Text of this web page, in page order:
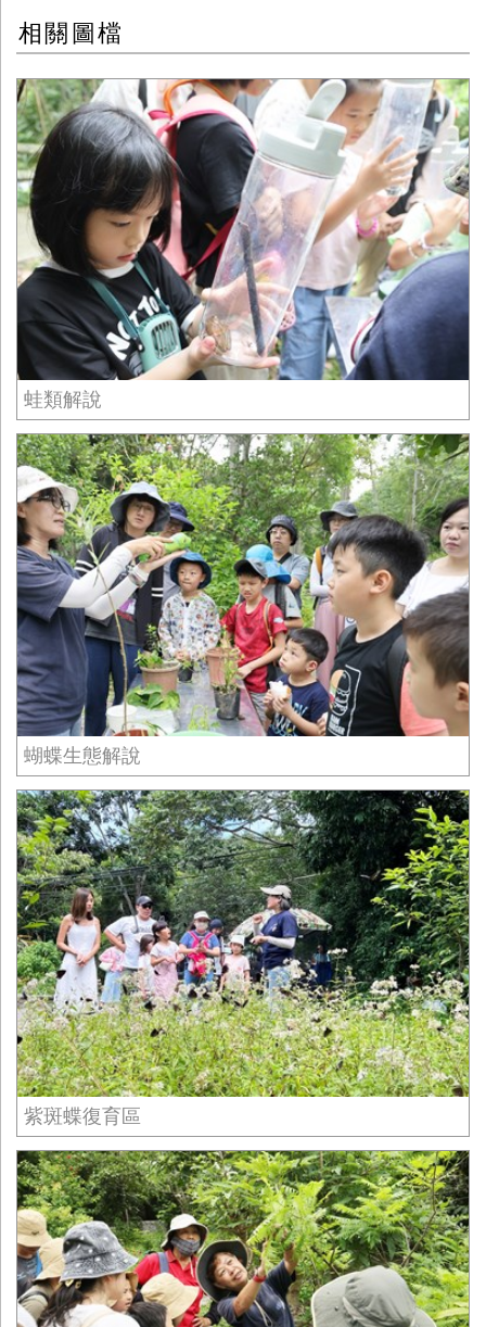
相關圖檔
蛙類解說
蝴蝶生態解說
紫斑蝶復育區